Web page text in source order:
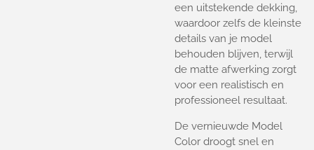
een uitstekende dekking,
waardoor zelfs de kleinste
details van je model
behouden blijven, terwijl
de matte afwerking zorgt
voor een realistisch en
professioneel resultaat.
De vernieuwde Model
Color droogt snel en